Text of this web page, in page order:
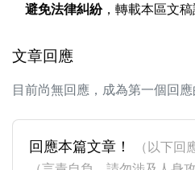
避免法律糾紛，轉載本區文稿
文章回應
目前尚無回應，成為第一個回應
回應本篇文章！
（以下回